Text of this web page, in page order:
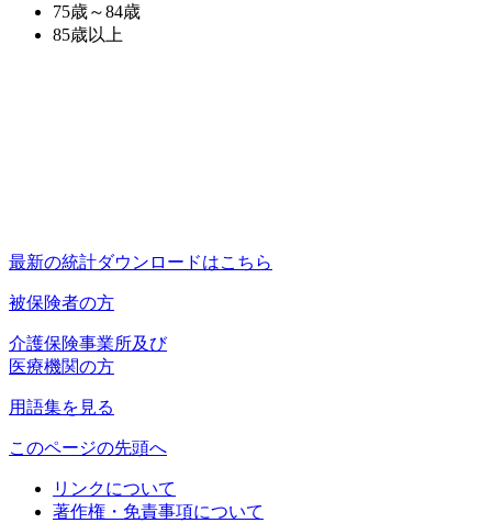
75歳～84歳
85歳以上
最新の統計ダウンロードはこちら
被保険者の方
介護保険事業所及び
医療機関の方
用語集を見る
このページの先頭へ
リンクについて
著作権・免責事項について